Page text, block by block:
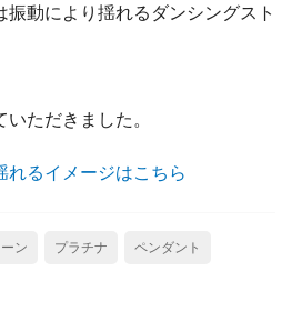
動により揺れるダンシングスト
ただきました。
るイメージはこちら
ン プラチナ ペンダント